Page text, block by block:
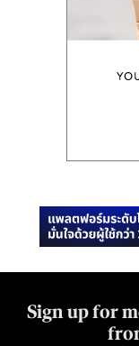
Sign up for